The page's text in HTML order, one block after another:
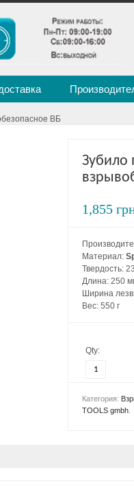
ВБ
Зубило
1,855
Материал:
Твердость:
Длина: 250
Ширина
Вес: 550 г
Qty:
Категория:
TOOLS gmbh